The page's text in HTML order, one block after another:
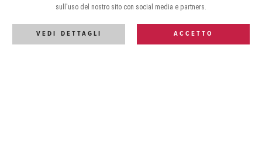
200 - 1122 Mainland Street, Vancouver, BC V6B 5L1, Canada
Telefono : +1 604-689-5333
sull'uso del nostro sito con social media e partners.
VEDI DETTAGLI ACCETTO